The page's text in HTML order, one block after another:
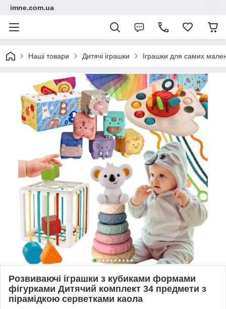
imne.com.ua
Наші товари Дитячі іграшки Іграшки для самих
Розвиваючі іграшки з кубиками формами
фігурками Дитячий комплект 34 предмети з
пірамідкою серветками каола